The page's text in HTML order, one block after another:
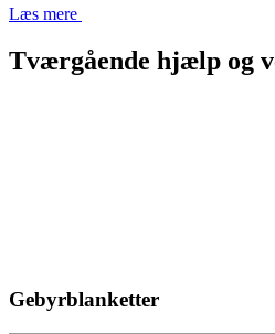
Læs mere
Tværgående hjælp og
Gebyrblanketter